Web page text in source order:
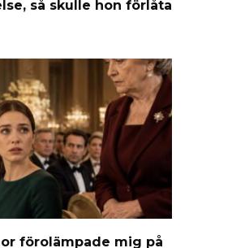
så skulle hon förlåta
förolämpade mig på